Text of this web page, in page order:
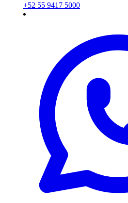
+52 55 9417 5000